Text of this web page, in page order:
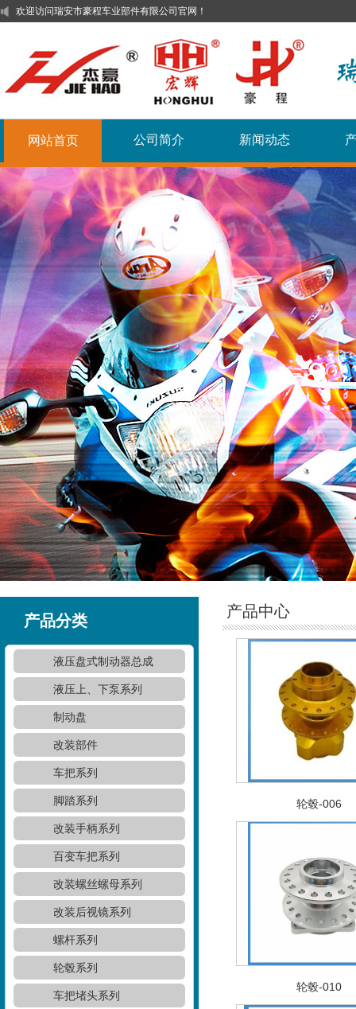
欢迎访问瑞安市豪程车业部件有限公司官网！
网站首页 公司简介 新闻动态
产品分类
液压盘式制动器总成
液压上、下泵系列
制动盘
改装部件
车把系列
脚踏系列
改装手柄系列
百变车把系列
改装螺丝螺母系列
改装后视镜系列
螺杆系列
轮毂系列
车把堵头系列
产品中心
轮毂-006
轮毂-010